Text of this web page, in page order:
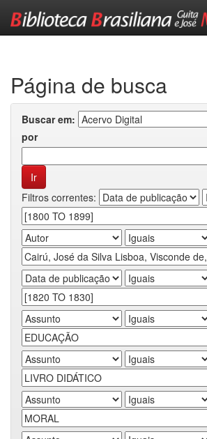
Página de busca
Buscar em:
por
Filtros correntes: